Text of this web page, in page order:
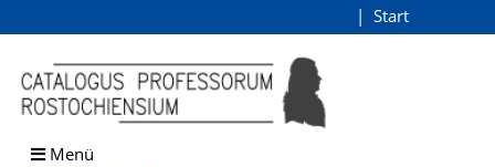
Browsen
direkt zum Inhalt
Start
Menü